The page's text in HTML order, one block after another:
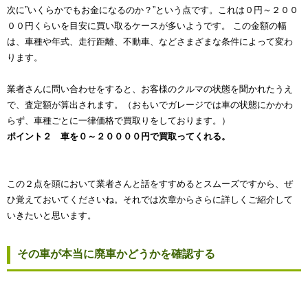
次に”いくらかでもお金になるのか？”という点です。これは０円～２００
００円くらいを目安に買い取るケースが多いようです。 この金額の幅
は、車種や年式、走行距離、不動車、などさまざまな条件によって変わ
ります。
業者さんに問い合わせをすると、お客様のクルマの状態を聞かれたうえ
で、査定額が算出されます。（おもいでガレージでは車の状態にかかわ
らず、車種ごとに一律価格で買取りをしております。）
ポイント２ 車を０～２００００円で買取ってくれる。
この２点を頭において業者さんと話をすすめるとスムーズですから、ぜ
ひ覚えておいてくださいね。それでは次章からさらに詳しくご紹介して
いきたいと思います。
その車が本当に廃車かどうかを確認する